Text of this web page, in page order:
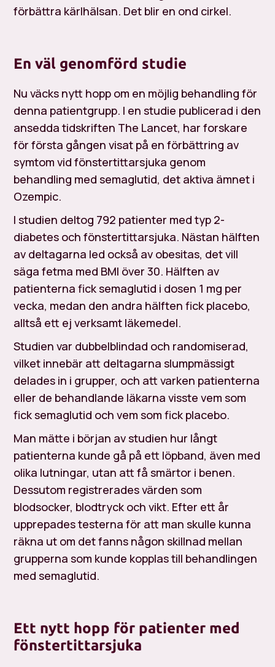
förbättra kärlhälsan. Det blir en ond cirkel.
En väl genomförd studie
Nu väcks nytt hopp om en möjlig behandling för
denna patientgrupp. I en studie publicerad i den
ansedda tidskriften The Lancet, har forskare
för första gången visat på en förbättring av
symtom vid fönstertittarsjuka genom
behandling med semaglutid, det aktiva ämnet i
Ozempic.
I studien deltog 792 patienter med typ 2-
diabetes och fönstertittarsjuka. Nästan hälften
av deltagarna led också av obesitas, det vill
säga fetma med BMI över 30. Hälften av
patienterna fick semaglutid i dosen 1 mg per
vecka, medan den andra hälften fick placebo,
alltså ett ej verksamt läkemedel.
Studien var dubbelblindad och randomiserad,
vilket innebär att deltagarna slumpmässigt
delades in i grupper, och att varken patienterna
eller de behandlande läkarna visste vem som
fick semaglutid och vem som fick placebo.
Man mätte i början av studien hur långt
patienterna kunde gå på ett löpband, även med
olika lutningar, utan att få smärtor i benen.
Dessutom registrerades värden som
blodsocker, blodtryck och vikt. Efter ett år
upprepades testerna för att man skulle kunna
räkna ut om det fanns någon skillnad mellan
grupperna som kunde kopplas till behandlingen
med semaglutid.
Ett nytt hopp för patienter med
fönstertittarsjuka